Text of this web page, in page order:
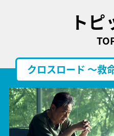
トピ
クロスロード ～救